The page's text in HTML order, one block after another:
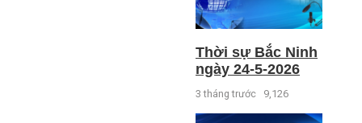
Thời sự Bắc Ninh
ngày 24-5-2026
3 tháng trước 9,126